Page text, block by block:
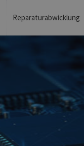
Reparaturabwicklung